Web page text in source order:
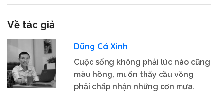
Về tác giả
Dũng Cá Xinh
Cuộc sống không phải lúc nào cũng
màu hồng, muốn thấy cầu vồng
phải chấp nhận những cơn mưa.